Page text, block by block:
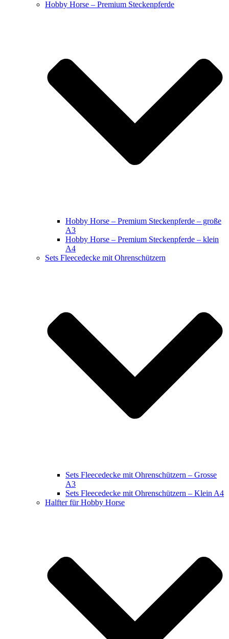
Hobby Horse – Premium Steckenpferde
Hobby Horse – Premium Steckenpferde – große
A3
Hobby Horse – Premium Steckenpferde – klein
A4
Sets Fleecedecke mit Ohrenschützern
Sets Fleecedecke mit Ohrenschützern – Grosse
A3
Sets Fleecedecke mit Ohrenschützern – Klein A4
Halfter für Hobby Horse